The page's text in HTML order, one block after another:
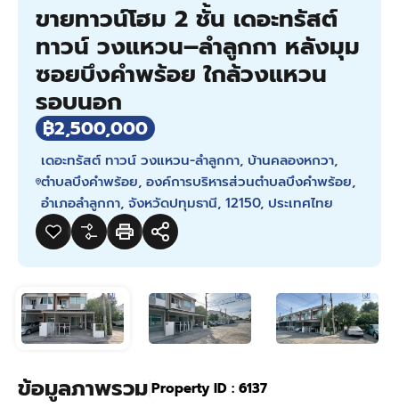
ขายทาวน์โฮม 2 ชั้น เดอะทรัสต์
ทาวน์ วงแหวน–ลำลูกกา หลังมุม
ซอยบึงคำพร้อย ใกล้วงแหวน
รอบนอก
฿2,500,000
เดอะทรัสต์ ทาวน์ วงแหวน-ลำลูกกา, บ้านคลองหกวา,
ตำบลบึงคำพร้อย, องค์การบริหารส่วนตำบลบึงคำพร้อย,
อำเภอลำลูกกา, จังหวัดปทุมธานี, 12150, ประเทศไทย
ข้อมูลภาพรวมProperty ID : 6137